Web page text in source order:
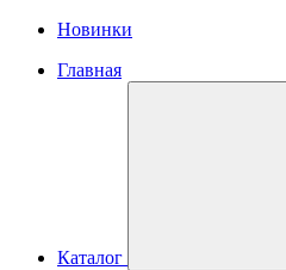
Новинки
Главная
Каталог